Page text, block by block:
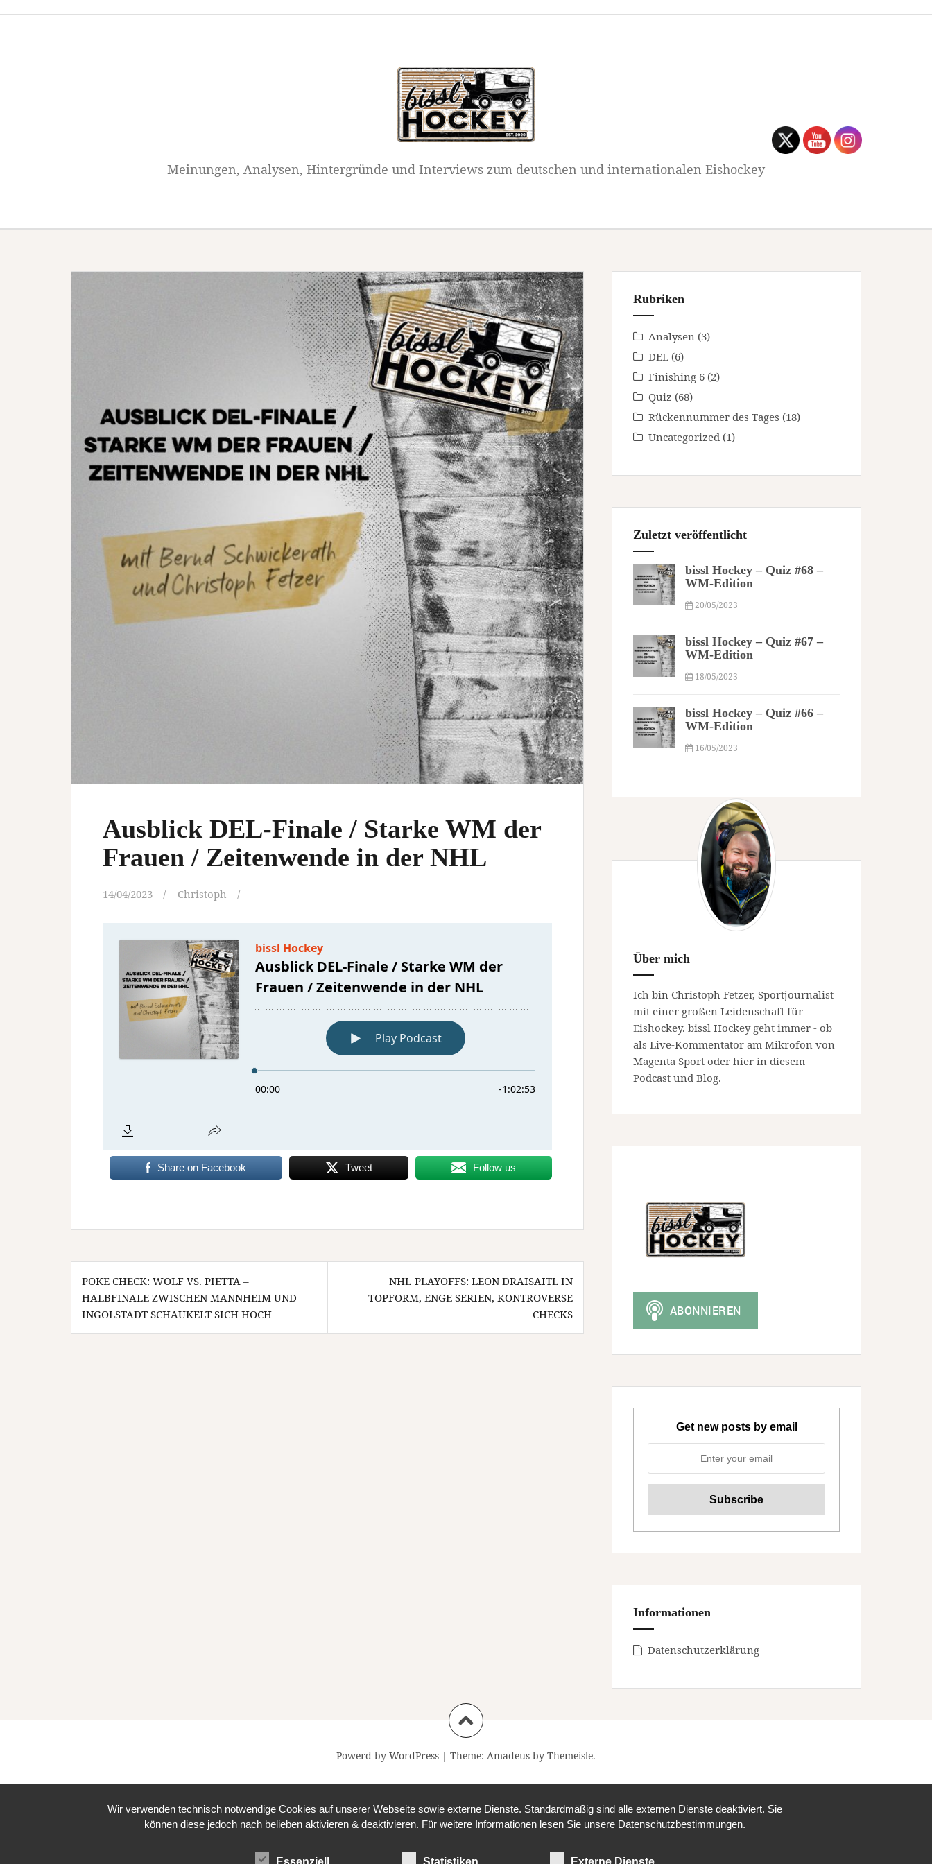
Meinungen, Analysen, Hintergründe und Interviews zum deutschen und internationalen Eishockey
Ausblick DEL-Finale / Starke WM der
Frauen / Zeitenwende in der NHL
14/04/2023 Christoph
Share on Facebook Tweet Follow us
Beitragsnavigation
POKE CHECK: WOLF VS. PIETTA –
HALBFINALE ZWISCHEN MANNHEIM UND
INGOLSTADT SCHAUKELT SICH HOCH
NHL-PLAYOFFS: LEON DRAISAITL IN
TOPFORM, ENGE SERIEN, KONTROVERSE
CHECKS
Rubriken
Analysen (3)
DEL (6)
Finishing 6 (2)
Quiz (68)
Rückennummer des Tages (18)
Uncategorized (1)
Zuletzt veröffentlicht
bissl Hockey – Quiz #68 –
WM-Edition
20/05/2023
bissl Hockey – Quiz #67 –
WM-Edition
18/05/2023
bissl Hockey – Quiz #66 –
WM-Edition
16/05/2023
Über mich
Ich bin Christoph Fetzer, Sportjournalist
mit einer großen Leidenschaft für
Eishockey. bissl Hockey geht immer - ob
als Live-Kommentator am Mikrofon von
Magenta Sport oder hier in diesem
Podcast und Blog.
Get new posts by email
Informationen
Datenschutzerklärung
Powerd by WordPress | Theme: Amadeus by Themeisle.
Wir verwenden technisch notwendige Cookies auf unserer Webseite sowie externe Dienste. Standardmäßig sind alle externen Dienste deaktiviert. Sie
können diese jedoch nach belieben aktivieren & deaktivieren. Für weitere Informationen lesen Sie unsere Datenschutzbestimmungen.